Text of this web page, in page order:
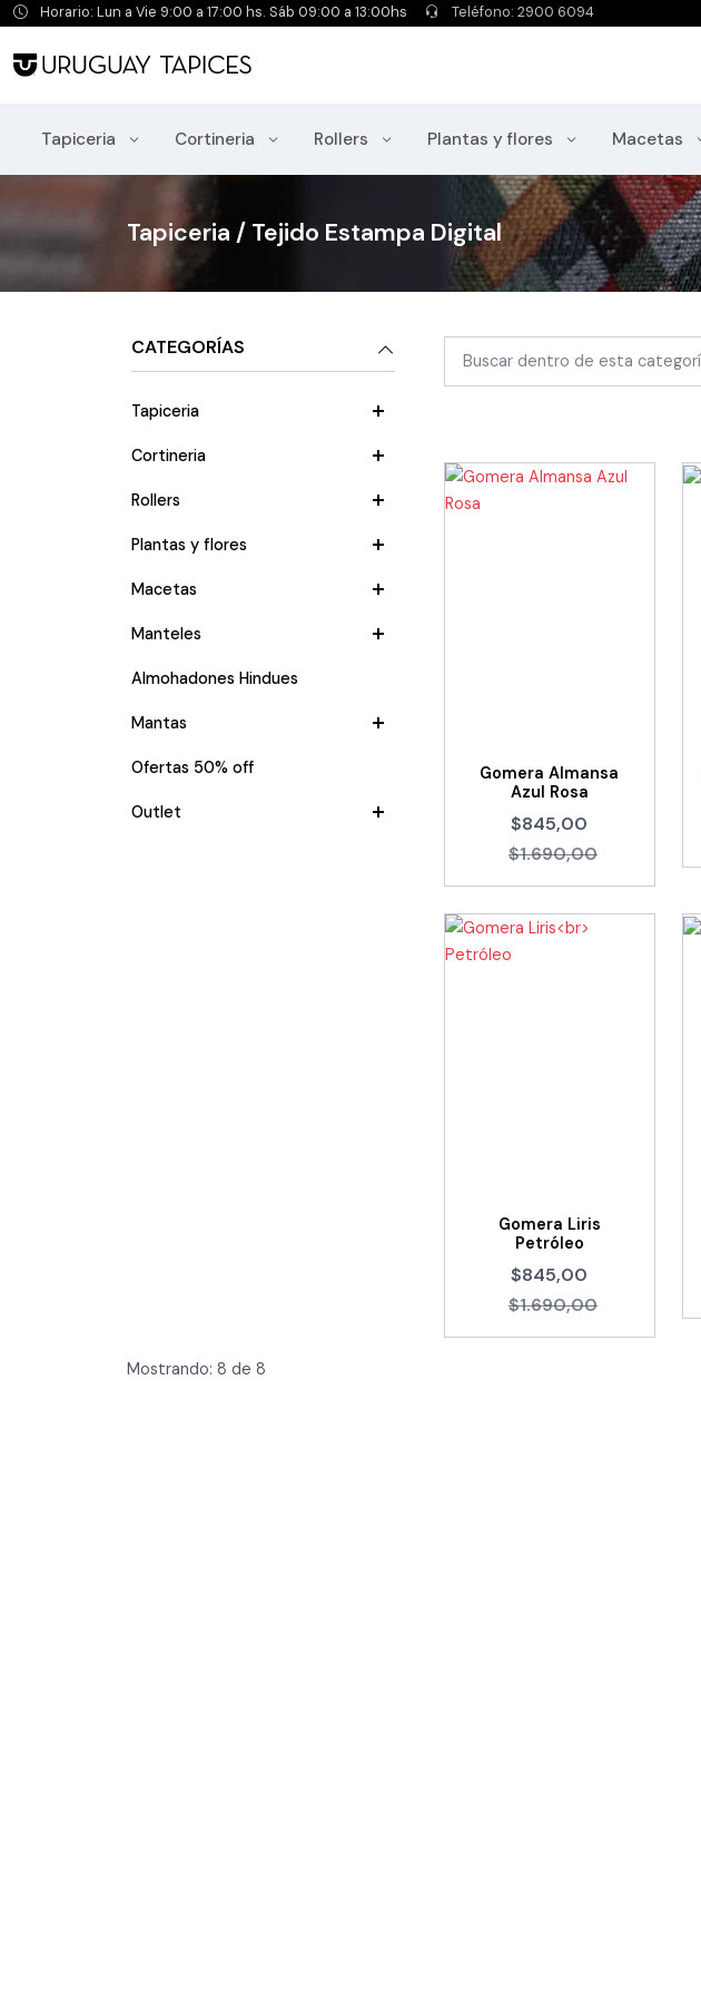
Horario: Lun a Vie 9:00 a 17:00 hs. Sáb 09:00 a 13:00hs Teléfono: 2900 6094
Tapiceria Cortineria Rollers Plantas y flores Macetas
Tapiceria / Tejido Estampa Digital
CATEGORÍAS
Tapiceria
Cortineria
Rollers
Plantas y flores
Macetas
Manteles
Almohadones Hindues
Mantas
Ofertas 50% off
Outlet
Gomera Almansa
Azul Rosa
$845,00
$1.690,00
Gomera Liris
Petróleo
$845,00
$1.690,00
Mostrando: 8 de 8